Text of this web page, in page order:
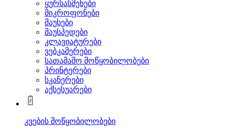
ყურსასმენები
მიკროფონები
მაუსები
მაუსპედები
კლავიატურები
ვებკამერები
სათამაშო მოწყობილობები
პრინტერები
სკანერები
აქსესუარები
კვების მოწყობილობები